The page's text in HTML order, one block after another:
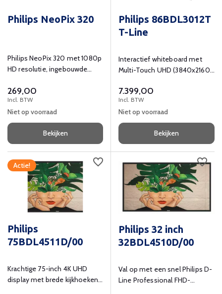
Philips NeoPix 320
Philips NeoPix 320 met 1080p
HD resolutie, ingebouwde
bluetooth.
269,00
Incl. BTW
Niet op voorraad
Bekijken
Philips 86BDL3012T
T-Line
Interactief whiteboard met
Multi-Touch UHD (3840x2160)
7.399,00
Incl. BTW
Niet op voorraad
Bekijken
Actie!
Philips
75BDL4511D/00
Krachtige 75-inch 4K UHD
display met brede kijkhoeken
Philips 32 inch
32BDL4510D/00
Val op met een snel Philips D-
Line Professional FHD-